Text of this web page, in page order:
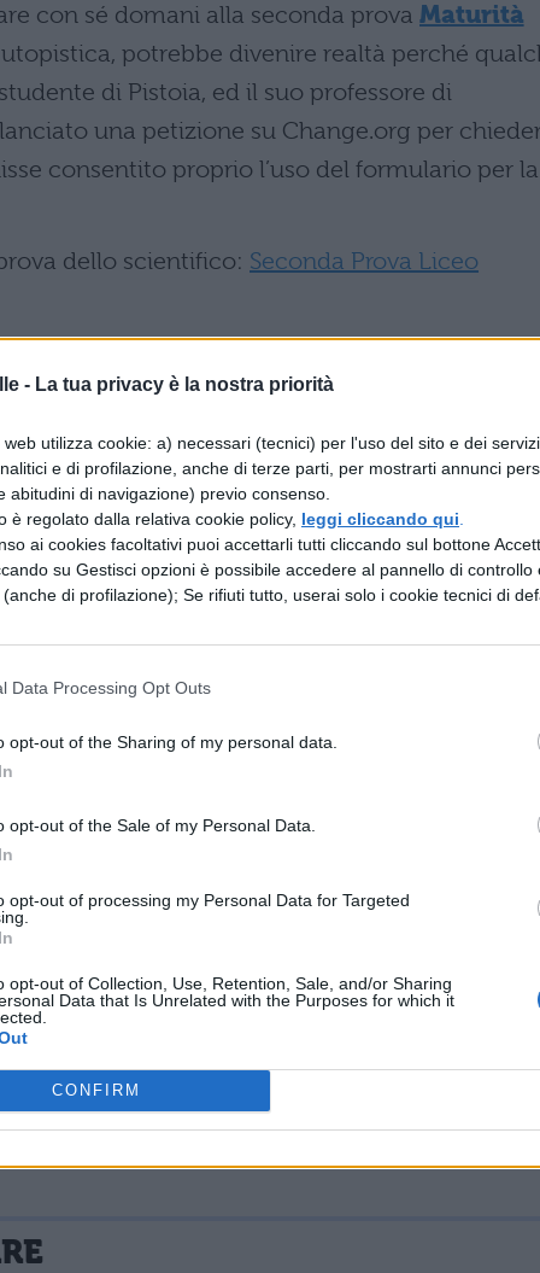
- La tua privacy è la nostra priorità
utilizza cookie: a) necessari (tecnici) per l'uso del sito e dei
e di profilazione, anche di terze parti, per mostrarti annunci
abitudini di navigazione) previo consenso.
è regolato dalla relativa cookie policy, leggi cliccando qui
ai cookies facoltativi puoi accettarli tutti cliccando sul bottone
su Gestisci opzioni è possibile accedere al pannello di controllo
di profilazione); Se rifiuti tutto, userai solo i cookie tecnici di
Data Processing Opt Outs
opt-out of the Sharing of my personal data.
opt-out of the Sale of my Personal Data.
opt-out of processing my Personal Data for Targeted
opt-out of Collection, Use, Retention, Sale, and/or Sharing
Data that Is Unrelated with the Purposes for which it
CONFIRM
con sé domani alla seconda prova Maturità
utopistica, potrebbe divenire realtà perché
di Pistoia, ed il suo professore di
una petizione su Change.org per
consentito proprio l’uso del formulario per la
dello scientifico: Seconda Prova Liceo
a ripensamenti in merito a questa richiesta,
che è importante studiare a memoria e cosa
valore culturale ed educativo”.
MATURITÀ 2019:
di non permettere l’utilizzo di un formulario.
sola: come lsempre, molto probabilmente
dovrà essere affrontata armati solo di
non perdete tempo: ricominciate a
è solo nelle vostre mani.
cookie salvi i tuoi dati (nome, email) per il prossimo commento.